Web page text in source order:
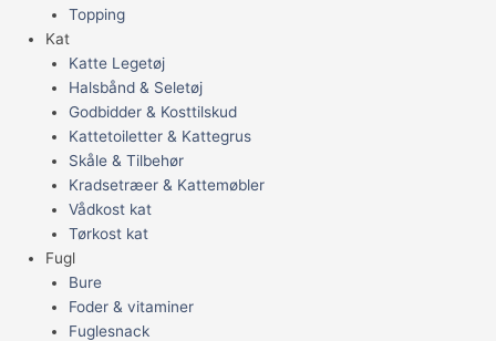
Topping
Kat
Katte Legetøj
Halsbånd & Seletøj
Godbidder & Kosttilskud
Kattetoiletter & Kattegrus
Skåle & Tilbehør
Kradsetræer & Kattemøbler
Vådkost kat
Tørkost kat
Fugl
Bure
Foder & vitaminer
Fuglesnack